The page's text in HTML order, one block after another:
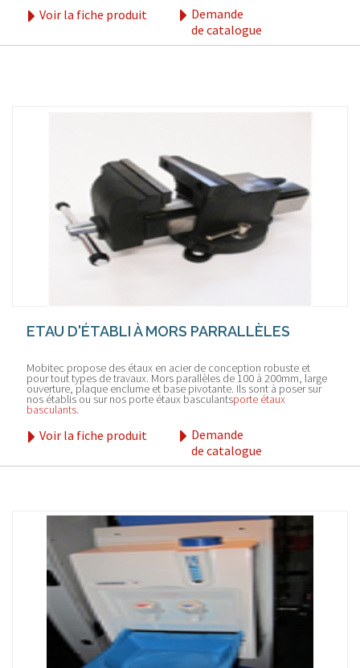
Voir la fiche produit
Demande
de catalogue
ETAU D'ÉTABLI À MORS PARRALLÈLES
Mobitec propose des étaux en acier de conception robuste et
pour tout types de travaux. Mors parallèles de 100 à 200mm, large
ouverture, plaque enclume et base pivotante. Ils sont à poser sur
nos établis ou sur nos porte étaux basculantsporte étaux
basculants.
Voir la fiche produit
Demande
de catalogue